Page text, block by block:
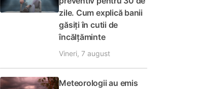
zile. Cum explică banii
găsiți în cutii de
încălțăminte
Vineri, 7 august
Meteorologii au emis